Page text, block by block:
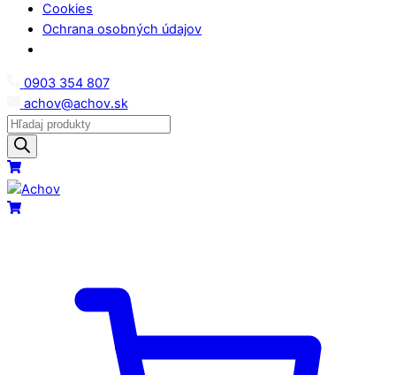
Cookies
Ochrana osobných údajov
Skip
content
0903 354 807
achov@achov.sk
Products
search
Menu
Cart
Cart